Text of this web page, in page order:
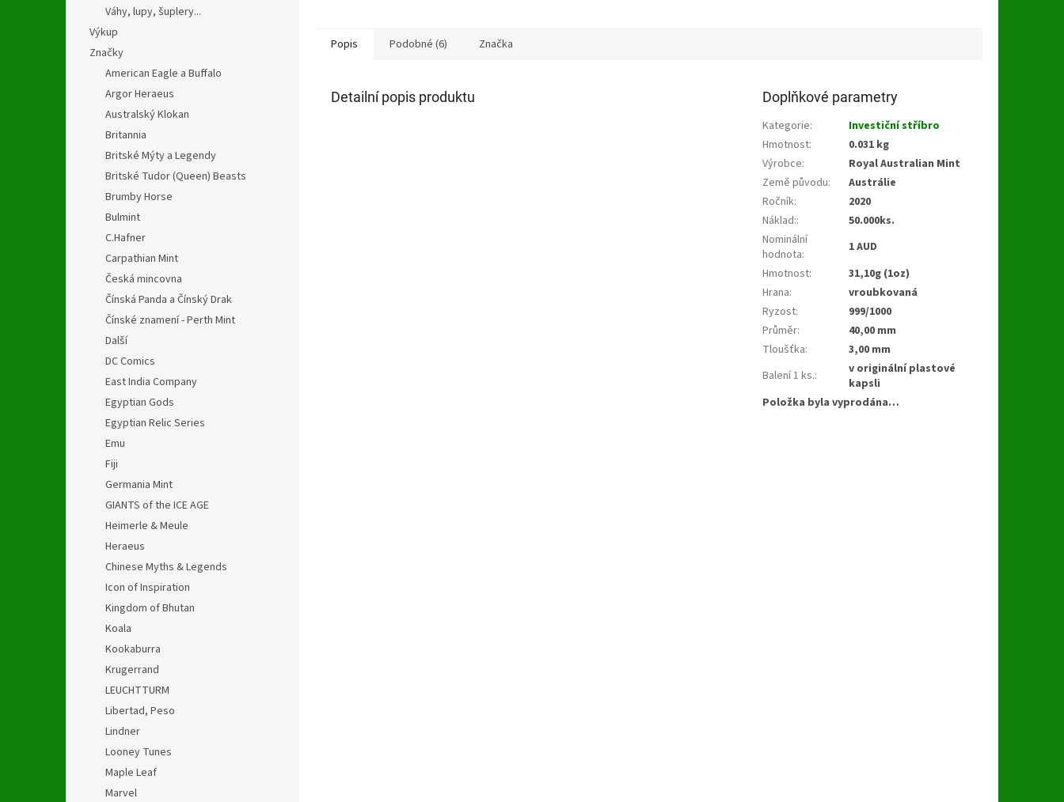
Váhy, lupy, šuplery...
Výkup
Značky
American Eagle a Buffalo
Argor Heraeus
Australský Klokan
Britannia
Britské Mýty a Legendy
Britské Tudor (Queen) Beasts
Brumby Horse
Bulmint
C.Hafner
Carpathian Mint
Česká mincovna
Čínská Panda a Čínský Drak
Čínské znamení - Perth Mint
Další
DC Comics
East India Company
Egyptian Gods
Egyptian Relic Series
Emu
Fiji
Germania Mint
GIANTS of the ICE AGE
Heimerle & Meule
Heraeus
Chinese Myths & Legends
Icon of Inspiration
Kingdom of Bhutan
Koala
Kookaburra
Krugerrand
LEUCHTTURM
Libertad, Peso
Lindner
Looney Tunes
Maple Leaf
Marvel
Popis Podobné (6) Značka
Detailní popis produktu Doplňkové parametry
Kategorie:
Investiční stříbro
Hmotnost:
0.031 kg
Výrobce:
Royal Australian Mint
Země původu:
Austrálie
Ročník:
2020
Náklad::
50.000ks.
Nominální
hodnota:
1 AUD
Hmotnost:
31,10g (1oz)
Hrana:
vroubkovaná
Ryzost:
999/1000
Průměr:
40,00 mm
Tloušťka:
3,00 mm
Balení 1 ks.:
v originální plastové
kapsli
Položka byla vyprodána…